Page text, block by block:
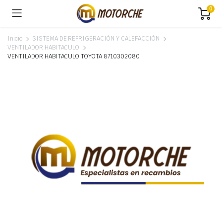
0
Inicio
SISTEMA DE REFRIGERACIÓN Y CALEFACCIÓN
VENTILADOR HABITACULO
VENTILADOR HABITACULO TOYOTA 8710302080